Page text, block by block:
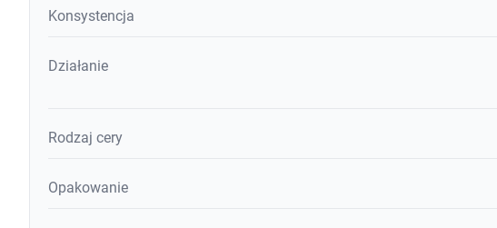
Konsystencja
Działanie
Rodzaj cery
Opakowanie